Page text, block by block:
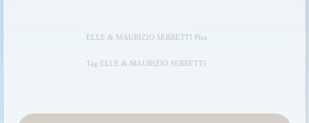
ELLE & MAURIZIO SERRETTI Pisa
Tag ELLE & MAURIZIO SERRETTI